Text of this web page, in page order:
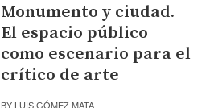
Monumento y ciudad.
El espacio público
como escenario para el
crítico de arte
BY LUIS GÓMEZ MATA